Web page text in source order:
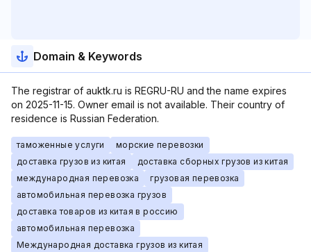
Domain & Keywords
The registrar of auktk.ru is REGRU-RU and the name expires
on 2025-11-15. Owner email is not available. Their country of
residence is Russian Federation.
таможенные услуги
морские перевозки
доставка грузов из китая
доставка сборных грузов из китая
международная перевозка
грузовая перевозка
автомобильная перевозка грузов
доставка товаров из китая в россию
автомобильная перевозка
Международная доставка грузов из китая